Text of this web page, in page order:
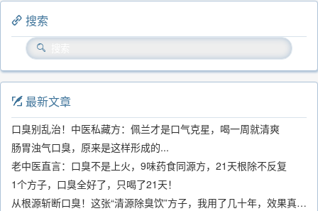
搜索
最新文章
口臭别乱治！中医私藏方：佩兰才是口气克星，喝一周就清爽
肠胃浊气口臭，原来是这样形成的...
老中医直言：口臭不是上火，9味药食同源方，21天根除不反复
1个方子，口臭全好了，只喝了21天！
从根源斩断口臭！这张“清源除臭饮”方子，我用了几十年，效果真不错